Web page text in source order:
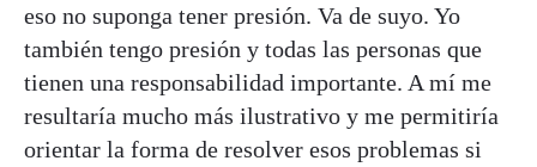
eso no suponga tener presión. Va de suyo. Yo
también tengo presión y todas las personas que
tienen una responsabilidad importante. A mí me
resultaría mucho más ilustrativo y me permitiría
orientar la forma de resolver esos problemas si